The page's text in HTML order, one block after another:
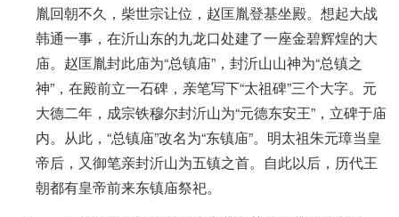
胤回朝不久，柴世宗让位，赵匡胤登基坐殿。想起大战
韩通一事，在沂山东的九龙口处建了一座金碧辉煌的大
庙。赵匡胤封此庙为“总镇庙”，封沂山山神为“总镇之
神”，在殿前立一石碑，亲笔写下“太祖碑”三个大字。元
大德二年，成宗铁穆尔封沂山为“元德东安王”，立碑于庙
内。从此，“总镇庙”改名为“东镇庙”。明太祖朱元璋当皇
帝后，又御笔亲封沂山为五镇之首。自此以后，历代王
朝都有皇帝前来东镇庙祭祀。